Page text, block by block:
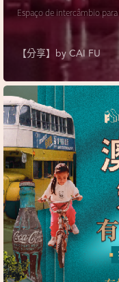
Espaço de intercâmbio
【分享】by CAI FU